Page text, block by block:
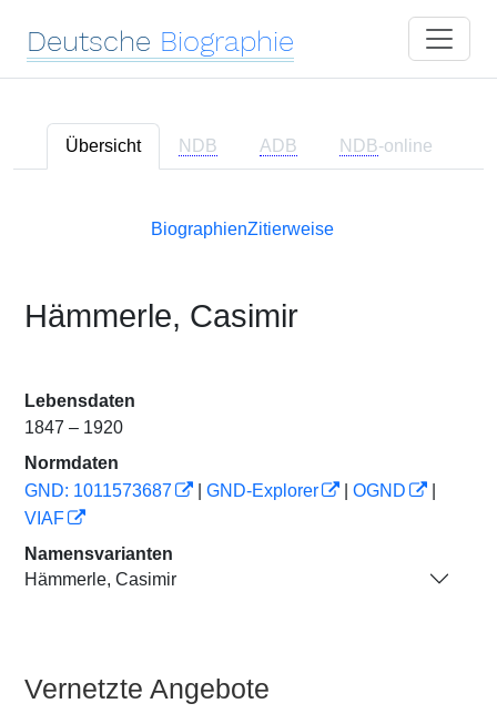
Deutsche Biographie
Übersicht NDB ADB NDB-online
BiographienZitierweise
Hämmerle, Casimir
Lebensdaten
1847 – 1920
Normdaten
GND: 1011573687
GND-Explorer OGND
VIAF
Namensvarianten
Hämmerle, Casimir
Vernetzte Angebote